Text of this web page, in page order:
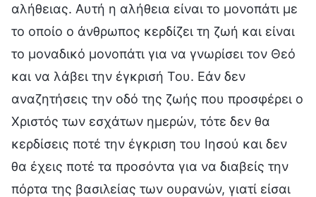
αλήθειας. Αυτή η αλήθεια είναι το μονοπάτι με
το οποίο ο άνθρωπος κερδίζει τη ζωή και είναι
το μοναδικό μονοπάτι για να γνωρίσει τον Θεό
και να λάβει την έγκρισή Του. Εάν δεν
αναζητήσεις την οδό της ζωής που προσφέρει ο
Χριστός των εσχάτων ημερών, τότε δεν θα
κερδίσεις ποτέ την έγκριση του Ιησού και δεν
θα έχεις ποτέ τα προσόντα για να διαβείς την
πόρτα της βασιλείας των ουρανών, γιατί είσαι